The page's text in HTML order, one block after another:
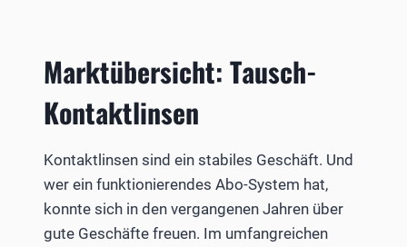
Marktübersicht: Tausch-
Kontaktlinsen
Kontaktlinsen sind ein stabiles Geschäft. Und
wer ein funktionierendes Abo-System hat,
konnte sich in den vergangenen Jahren über
gute Geschäfte freuen. Im umfangreichen